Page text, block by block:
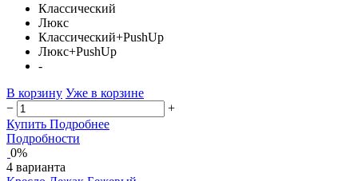
Классический
Люкс
Классический+PushUp
Люкс+PushUp
-
В корзину Уже в корзине
−
+
Купить Подробнее
Подробности
0%
4 варианта